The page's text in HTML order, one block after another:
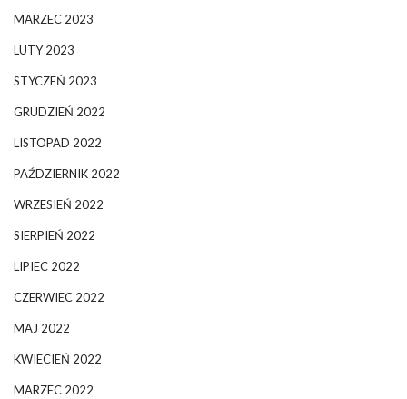
MARZEC 2023
LUTY 2023
STYCZEŃ 2023
GRUDZIEŃ 2022
LISTOPAD 2022
PAŹDZIERNIK 2022
WRZESIEŃ 2022
SIERPIEŃ 2022
LIPIEC 2022
CZERWIEC 2022
MAJ 2022
KWIECIEŃ 2022
MARZEC 2022